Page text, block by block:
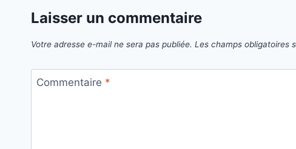
Laisser un commentaire
Votre adresse e-mail ne sera pas publiée. Les champs obligatoires
Commentaire *